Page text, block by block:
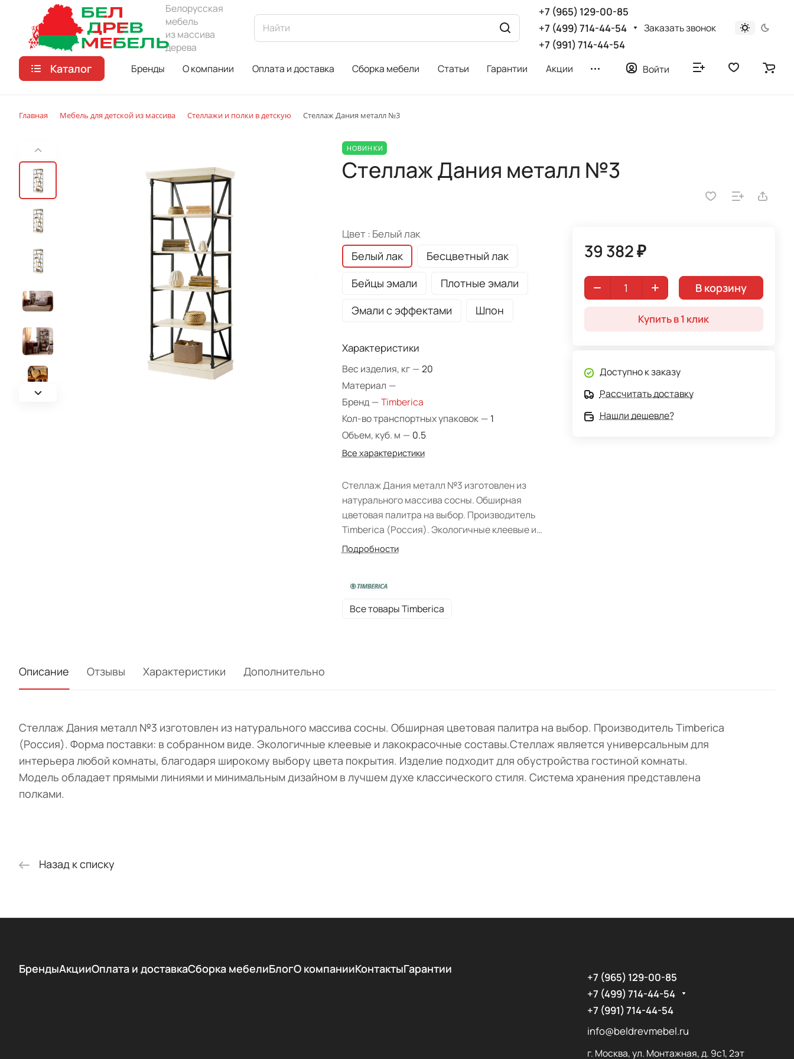
Белорусская
мебель
из массива
дерева
+7 (965) 129-00-85
+7 (499) 714-44-54
+7 (991) 714-44-54
Заказать звонок
Каталог Бренды О компании Оплата и доставка Сборка мебели Статьи Гарантии Акции Войти
Главная Мебель для детской из массива Стеллажи и полки в детскую Стеллаж Дания металл №3
НОВИНКИ
Стеллаж Дания металл №3
Цвет : Белый лак
Белый лак
Бесцветный лак
Бейцы эмали
Плотные эмали
Эмали с эффектами
Шпон
Характеристики
Вес изделия, кг —20
Материал —
Бренд —Timberica
Кол-во транспортных упаковок — 1
Объем, куб. м — 0.5
Все характеристики
Стеллаж Дания металл №3 изготовлен из
натурального массива сосны. Обширная
цветовая палитра на выбор. Производитель
Timberica (Россия). Экологичные клеевые и
лакокрасочные составы. Форма поставки: в
Подробности
Все товары Timberica
39 382 ₽
В корзину
Купить в 1 клик
Доступно к заказу
Рассчитать доставку
Нашли дешевле?
Описание Отзывы Характеристики Дополнительно
Стеллаж Дания металл №3 изготовлен из натурального массива сосны. Обширная цветовая палитра на выбор. Производитель Timberica
(Россия). Форма поставки: в собранном виде. Экологичные клеевые и лакокрасочные составы.Стеллаж является универсальным для
интерьера любой комнаты, благодаря широкому выбору цвета покрытия. Изделие подходит для обустройства гостиной комнаты.
Модель обладает прямыми линиями и минимальным дизайном в лучшем духе классического стиля. Система хранения представлена
полками.
Назад к списку
БрендыАкцииОплата и доставкаСборка мебелиБлогО компанииКонтактыГарантии
+7 (965) 129-00-85
+7 (499) 714-44-54
+7 (991) 714-44-54
info@beldrevmebel.ru
г. Москва, ул. Монтажная, д. 9с1, 2эт